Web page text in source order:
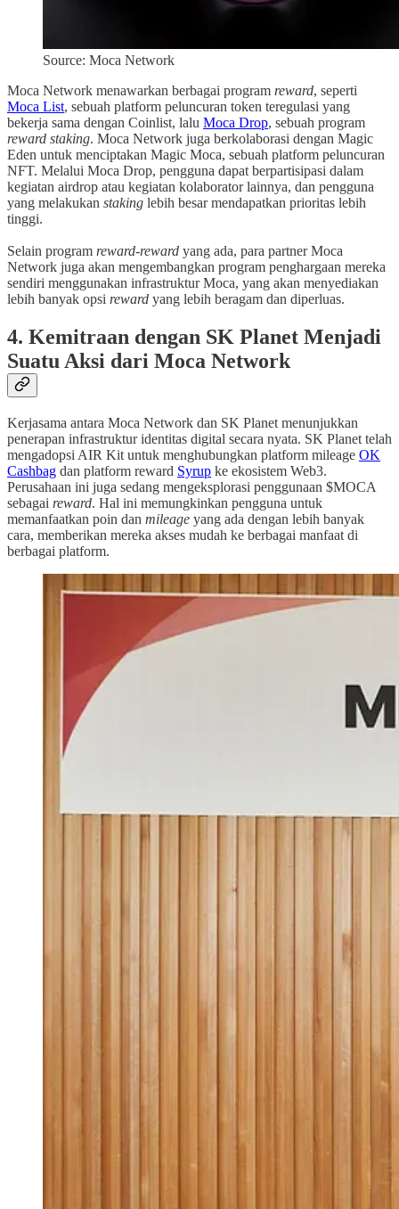
Source: Moca Network
Moca Network menawarkan berbagai program reward, seperti
Moca List, sebuah platform peluncuran token teregulasi yang
bekerja sama dengan Coinlist, lalu Moca Drop, sebuah program
reward staking. Moca Network juga berkolaborasi dengan Magic
Eden untuk menciptakan Magic Moca, sebuah platform peluncuran
NFT. Melalui Moca Drop, pengguna dapat berpartisipasi dalam
kegiatan airdrop atau kegiatan kolaborator lainnya, dan pengguna
yang melakukan staking lebih besar mendapatkan prioritas lebih
tinggi.
Selain program reward-reward yang ada, para partner Moca
Network juga akan mengembangkan program penghargaan mereka
sendiri menggunakan infrastruktur Moca, yang akan menyediakan
lebih banyak opsi reward yang lebih beragam dan diperluas.
4. Kemitraan dengan SK Planet Menjadi
Suatu Aksi dari Moca Network
Kerjasama antara Moca Network dan SK Planet menunjukkan
penerapan infrastruktur identitas digital secara nyata. SK Planet telah
mengadopsi AIR Kit untuk menghubungkan platform mileage OK
Cashbag dan platform reward Syrup ke ekosistem Web3.
Perusahaan ini juga sedang mengeksplorasi penggunaan $MOCA
sebagai reward. Hal ini memungkinkan pengguna untuk
memanfaatkan poin dan mileage yang ada dengan lebih banyak
cara, memberikan mereka akses mudah ke berbagai manfaat di
berbagai platform.